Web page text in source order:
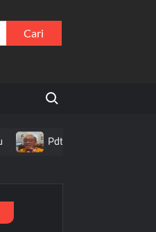
untuk:
Search for:
Pdt. Daniel Alexander